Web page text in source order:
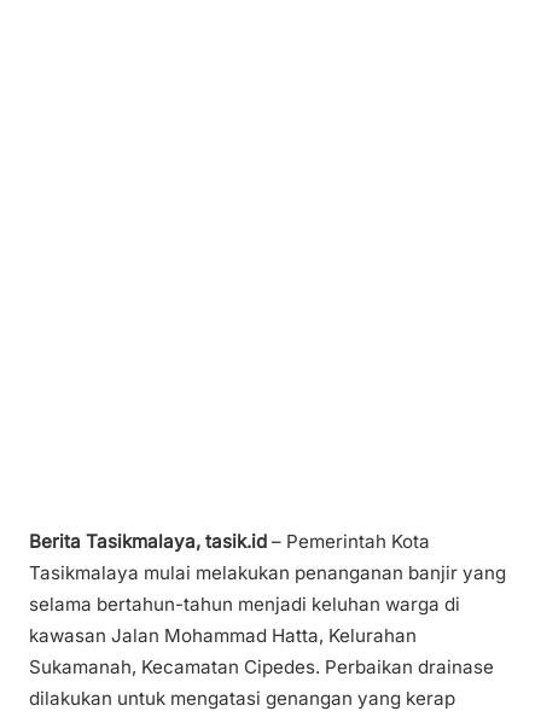
Berita Tasikmalaya, tasik.id – Pemerintah Kota
Tasikmalaya mulai melakukan penanganan banjir yang
selama bertahun-tahun menjadi keluhan warga di
kawasan Jalan Mohammad Hatta, Kelurahan
Sukamanah, Kecamatan Cipedes. Perbaikan drainase
dilakukan untuk mengatasi genangan yang kerap